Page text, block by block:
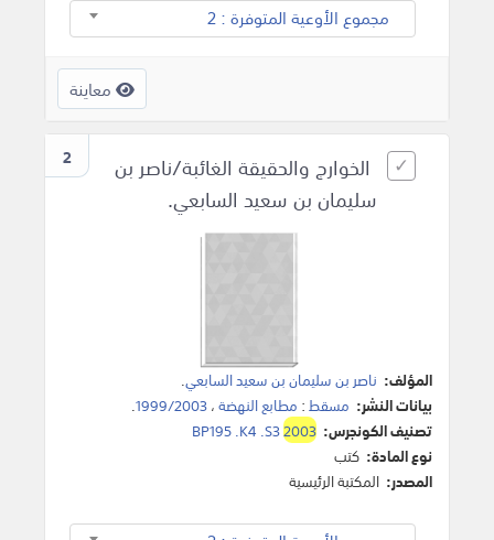
مجموع الأوعية المتوفرة : 2
معاينة
2
الخوارج والحقيقة الغائبة/ناصر بن
سليمان بن سعيد السابعي.
المؤلف: ناصر بن سليمان بن سعيد السابعي.
بيانات النشر: مسقط: مطابع النهضة،1999/2003
.
تصنيف الكونجرس:
BP195 .K4 .S32003
نوع المادة: كتب
المصدر: المكتبة الرئيسية